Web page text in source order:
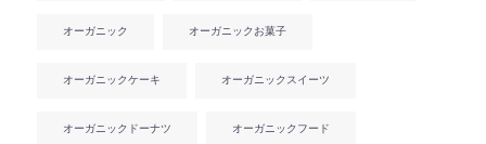
オーガニック オーガニックお菓子
オーガニックケーキ オーガニックスイーツ
オーガニックドーナツ オーガニックフード